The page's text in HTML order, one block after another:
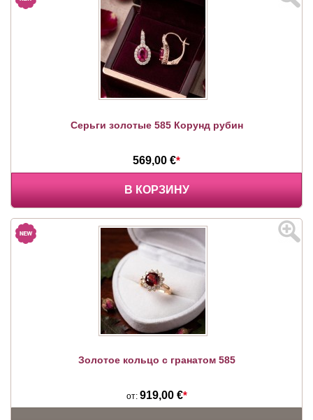
Серьги золотые 585 Корунд рубин
569,00 €*
В КОРЗИНУ
Золотое кольцо с гранатом 585
от: 919,00 €*